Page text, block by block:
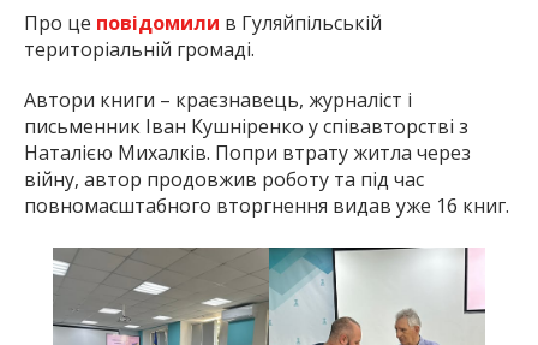
Про це повідомили в Гуляйпільській
територіальній громаді.
Автори книги – краєзнавець, журналіст і
письменник Іван Кушніренко у співавторстві з
Наталією Михалків. Попри втрату житла через
війну, автор продовжив роботу та під час
повномасштабного вторгнення видав уже 16 книг.